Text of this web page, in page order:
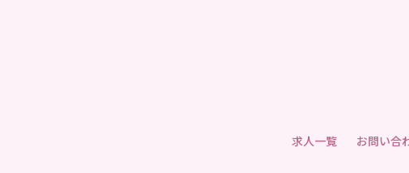
求人一覧 お問い合